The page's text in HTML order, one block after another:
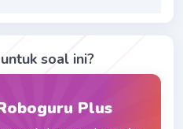
bukan prima.
soal ini?
Plus